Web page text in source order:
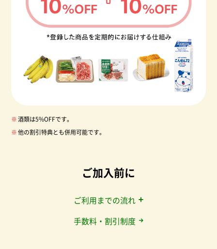
酒類は5%OFFです。
他の割引特典とも併用可能です。
ご加入前に
ご利用までの流れ
手数料・割引制度